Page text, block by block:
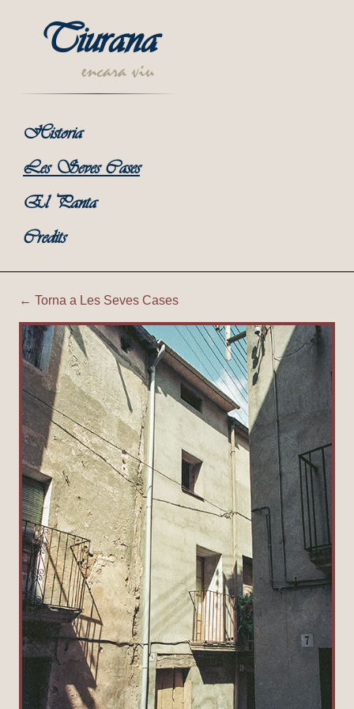
Tiurana
encara viu
Historia
Les Seves Cases
El Panta
Credits
Tiurana | Cal Bep
← Torna a Les Seves Cases